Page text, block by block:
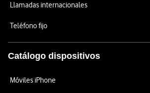
Llamadas internacionales
Teléfono fijo
Catálogo dispositivos
Móviles iPhone